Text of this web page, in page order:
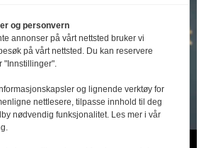
og personvern
annonser på vårt nettsted bruker vi
på vårt nettsted. Du kan reservere
"Innstillinger".
og lignende verktøy for
nettlesere, tilpasse innhold til deg
nødvendig funksjonalitet. Les mer i vår